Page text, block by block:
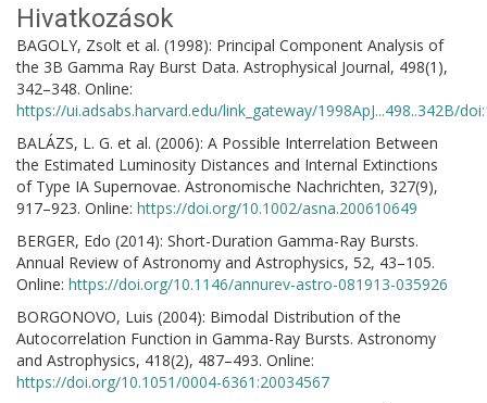
Hivatkozások
BAGOLY, Zsolt et al. (1998): Principal Component Analysis of
the 3B Gamma Ray Burst Data. Astrophysical Journal, 498(1),
342–348. Online:
https://ui.adsabs.harvard.edu/link_gateway/1998ApJ...498..342B/
BALÁZS, L. G. et al. (2006): A Possible Interrelation Between
the Estimated Luminosity Distances and Internal Extinctions
of Type IA Supernovae. Astronomische Nachrichten, 327(9),
917–923. Online: https://doi.org/10.1002/asna.200610649
BERGER, Edo (2014): Short-Duration Gamma-Ray Bursts.
Annual Review of Astronomy and Astrophysics, 52, 43–105.
Online: https://doi.org/10.1146/annurev-astro-081913-035926
BORGONOVO, Luis (2004): Bimodal Distribution of the
Autocorrelation Function in Gamma-Ray Bursts. Astronomy
and Astrophysics, 418(2), 487–493. Online:
https://doi.org/10.1051/0004-6361:20034567